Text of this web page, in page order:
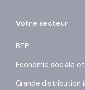
Votre secteur
BTP
Economie sociale
Grande distribution